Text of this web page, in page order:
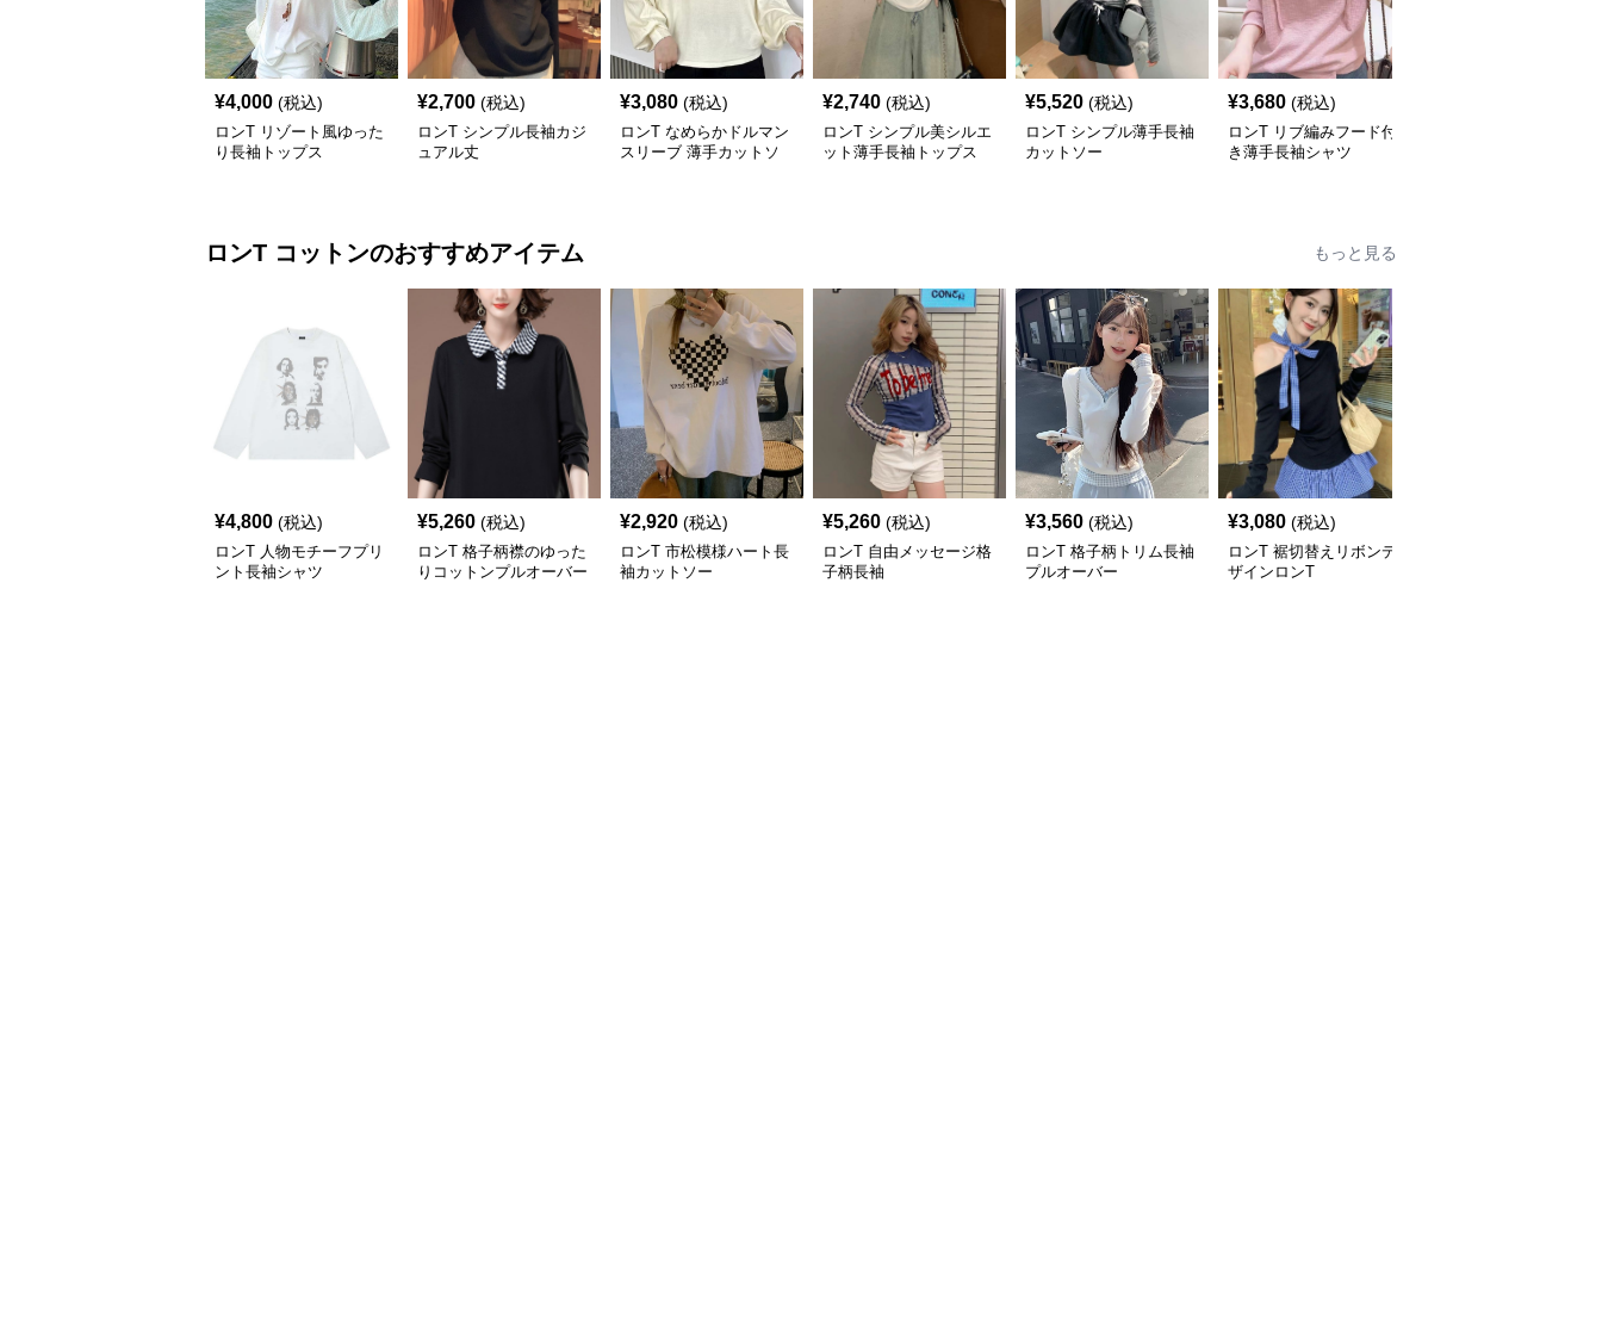
¥4,000 (税込)
ロンT リゾート風ゆった
り長袖トップス
¥2,700 (税込)
ロンT シンプル長袖カジ
ュアル丈
¥3,080 (税込)
ロンT なめらかドルマン
スリーブ 薄手カットソ
¥2,740 (税込)
ロンT シンプル美シルエ
ット薄手長袖トップス
¥5,520 (税込)
ロンT シンプル薄手長袖
カットソー
¥3,680 (税込)
ロンT リブ編みフード付
き薄手長袖シャツ
ロンT コットンのおすすめアイテム もっと見る
¥4,800 (税込)
ロンT 人物モチーフプリ
ント長袖シャツ
¥5,260 (税込)
ロンT 格子柄襟のゆった
りコットンプルオーバー
¥2,920 (税込)
ロンT 市松模様ハート長
袖カットソー
¥5,260 (税込)
ロンT 自由メッセージ格
子柄長袖
¥3,560 (税込)
ロンT 格子柄トリム長袖
プルオーバー
¥3,080 (税込)
ロンT 裾切替えリボンデ
ザインロンT